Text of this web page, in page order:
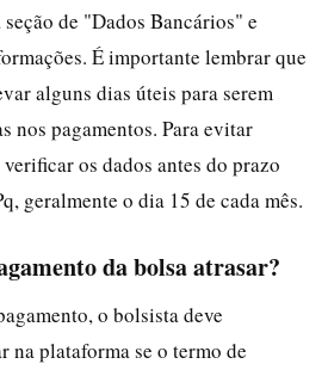
de "Dados Bancários" e
É importante lembrar que
alguns dias úteis para serem
nos pagamentos. Para evitar
os dados antes do prazo
geralmente o dia 15 de cada mês.
da bolsa atrasar?
o bolsista deve
na plataforma se o termo de